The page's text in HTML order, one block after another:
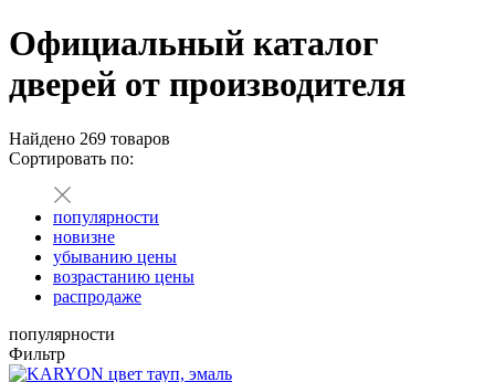
Официальный каталог
дверей от производителя
Найдено 269 товаров
Сортировать по:
популярности
новизне
убыванию цены
возрастанию цены
распродаже
популярности
Фильтр